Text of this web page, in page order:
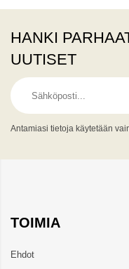
HANKI
UUTISET
Antamiasi tietoja käytetään
TOIMIA
Ehdot